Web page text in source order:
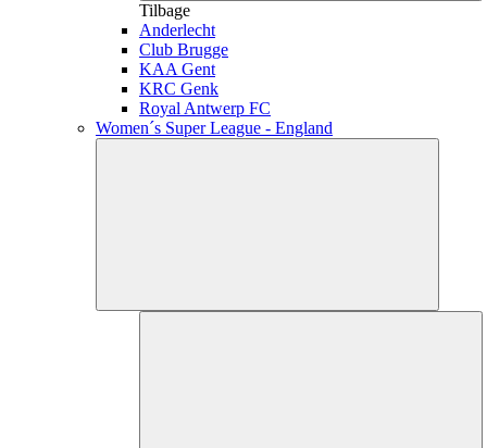
Tilbage
Anderlecht
Club Brugge
KAA Gent
KRC Genk
Royal Antwerp FC
Women´s Super League - England